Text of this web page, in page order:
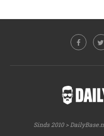
Sinds 2010 >